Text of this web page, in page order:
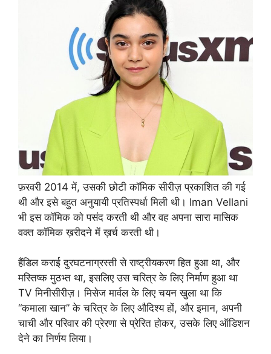
फ़रवरी 2014 में, उसकी छोटी कॉमिक सीरीज़ प्रकाशित की गई
थी और इसे बहुत अनुयायी प्रतिस्पर्धा मिली थी। Iman Vellani
भी इस कॉमिक को पसंद करती थी और वह अपना सारा मासिक
वक्त कॉमिक ख़रीदने में ख़र्च करती थी।
हैंडिल कराई दुरघटनाग्रस्ती से राष्ट्रीयकरण हित हुआ था, और
मस्तिष्क मुठभ्त था, इसलिए उस चरित्र के लिए निर्माण हुआ था
TV मिनीसीरीज़। मिसेज मार्वल के लिए चयन खुला था कि
“कमाला खान” के चरित्र के लिए औदिश्य हों, और इमान, अपनी
चाची और परिवार की प्रेरणा से प्रेरित होकर, उसके लिए ऑडिशन
देने का निर्णय लिया।